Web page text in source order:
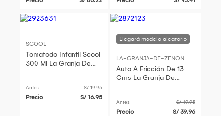
SCOOL
Tomatodo Infantil Scool
300 Ml La Granja De
Antes S/ 19.95
Precio S/ 16.95
LA-GRANJA-DE-ZENON
Auto A Fricción De 13
Cms La Granja De
Antes S/ 49.95
Precio S/ 39.96